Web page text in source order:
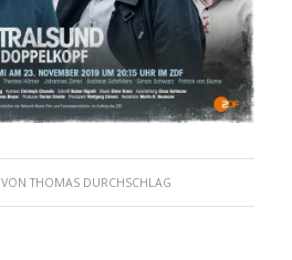
VONTHOMAS DURCHSCHLAG